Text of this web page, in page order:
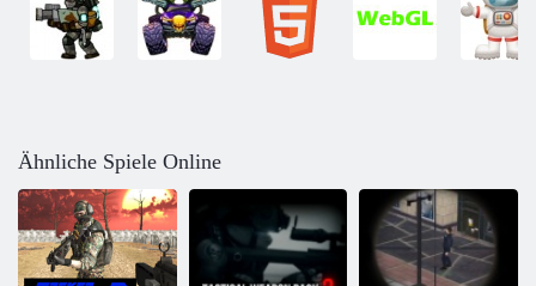
Ähnliche Spiele Online